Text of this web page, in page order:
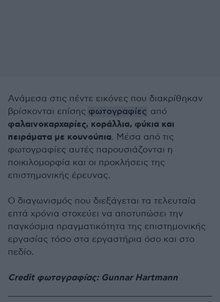
Ανάμεσα στις πέντε εικόνες που διακρίθηκαν
βρίσκονται επίσης φωτογραφίες από
φαλαινοκαρχαρίες, κοράλλια, φύκια και
πειράματα με κουνούπια. Μέσα από τις
φωτογραφίες αυτές παρουσιάζονται η
ποικιλομορφία και οι προκλήσεις της
επιστημονικής έρευνας.
Ο διαγωνισμός που διεξάγεται τα τελευταία
επτά χρόνια στοχεύει να αποτυπώσει την
παγκόσμια πραγματικότητα της επιστημονικής
εργασίας τόσο στα εργαστήρια όσο και στο
πεδίο.
Credit φωτογραφίας: Gunnar Hartmann